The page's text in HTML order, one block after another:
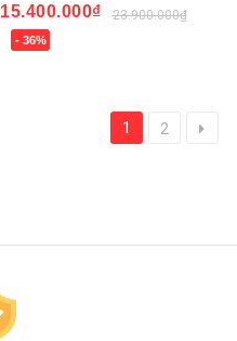
15.400.000₫ 23.900.000₫
- 36%
1 2